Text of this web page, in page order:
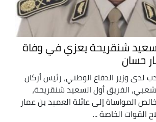
شنقريحة يعزي في وفاة
حسان
لدى وزير الدفاع الوطني، رئيس أركان
الفريق أول السعيد شنقريحة،
المواساة إلى عائلة العميد بن عمار
الخاصة ...